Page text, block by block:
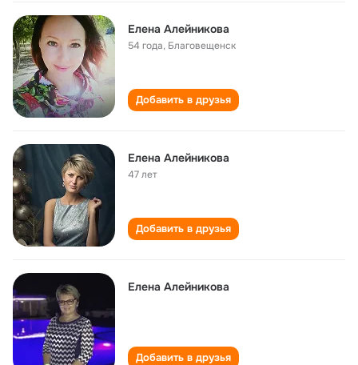
Елена Алейникова
54 года, Благовещенск
Добавить в друзья
Елена Алейникова
47 лет
Добавить в друзья
Елена Алейникова
Добавить в друзья